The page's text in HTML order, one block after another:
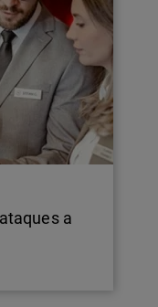
a